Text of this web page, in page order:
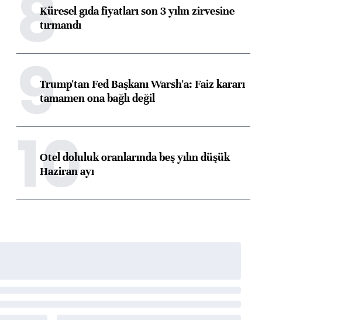
8Küresel gıda fiyatları son 3 yılın zirvesine
tırmandı
9Trump'tan Fed Başkanı Warsh'a: Faiz kararı
tamamen ona bağlı değil
10
Otel doluluk oranlarında beş yılın düşük
Haziran ayı